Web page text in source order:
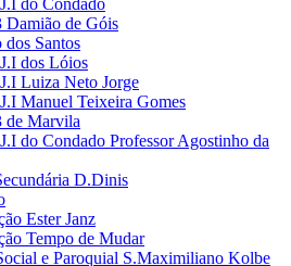
Damião de Góis
dos Santos
dos Lóios
Luiza Neto Jorge
Manuel Teixeira Gomes
de Marvila
do Condado Professor Agostinho da
D.Dinis
Ester Janz
Tempo de Mudar
e Paroquial S.Maximiliano Kolbe